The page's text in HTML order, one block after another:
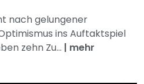
nach gelungener
ins Auftaktspiel
zehn Zu... | mehr